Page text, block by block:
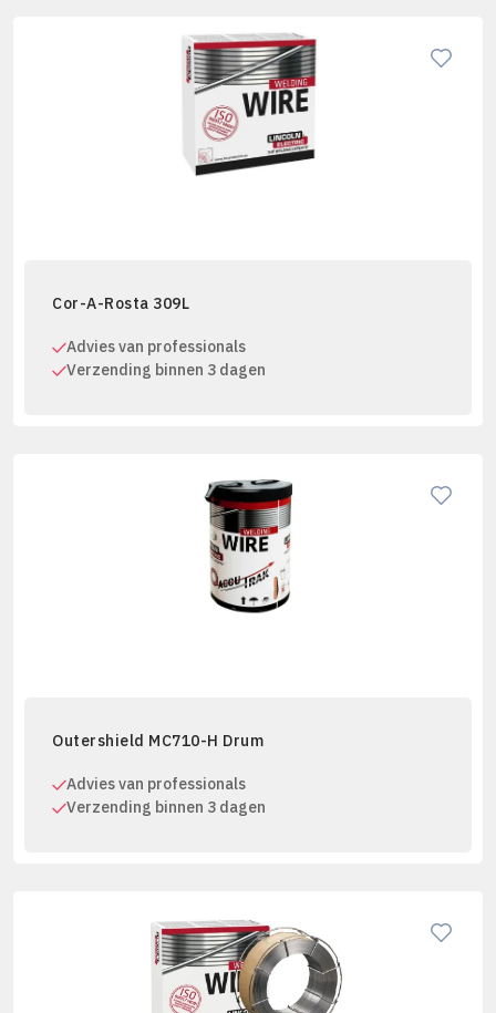
Cor-A-Rosta 309L
Advies van professionals
Verzending binnen 3 dagen
Outershield MC710-H Drum
Advies van professionals
Verzending binnen 3 dagen